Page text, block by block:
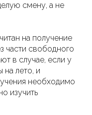
смену, а не
на получение
части свободного
в случае, если у
на лето, и
необходимо
изучить